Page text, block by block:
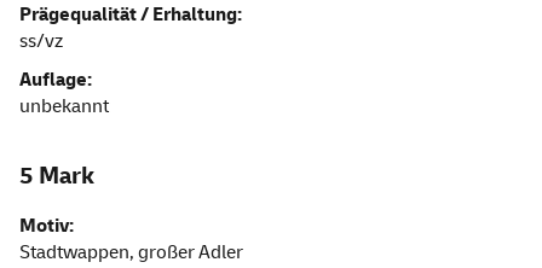
Prägequalität / Erhaltung:
ss/vz
Auflage:
unbekannt
5 Mark
Motiv:
Stadtwappen, großer Adler